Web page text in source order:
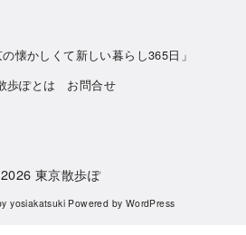
懐かしくて新しい暮らし365日」
歩ぽとは
お問合せ
東京散歩ぽ
yosiakatsuki Powered by WordPress